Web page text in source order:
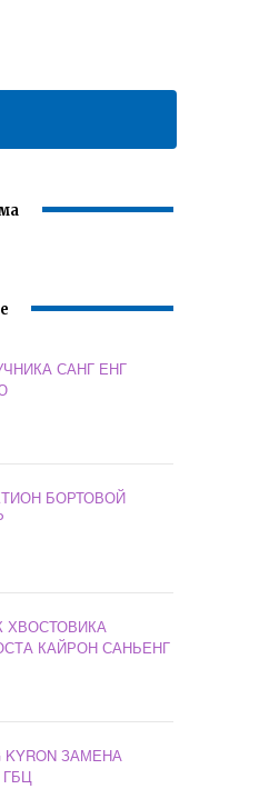
САНГ ЕНГ
БОРТОВОЙ
ХВОСТОВИКА
КАЙРОН САНЬЕНГ
KYRON ЗАМЕНА